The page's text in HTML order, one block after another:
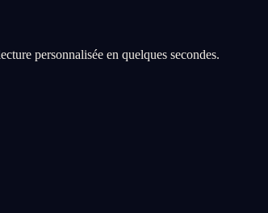
personnalisée en quelques secondes.